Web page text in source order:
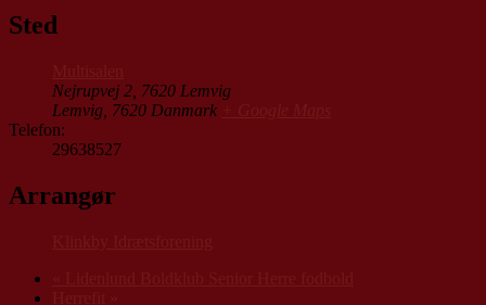
Sted
Nejrupvej 2, 7620 Lemvig
Lemvig 7620 Danmark
Telefon:
29638527
Arrangør